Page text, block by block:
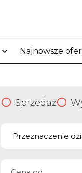
Najnowsze
Sprzedaż